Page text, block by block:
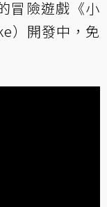
冒險遊戲《小
）開發中，免